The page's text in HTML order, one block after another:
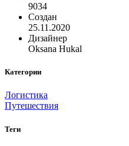
9034
Создан
25.11.2020
Дизайнер
Oksana Hukal
Категории
Логистика
Путешествия
Теги